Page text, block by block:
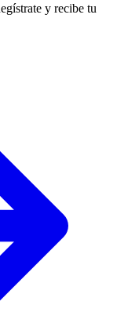
y recibe tu